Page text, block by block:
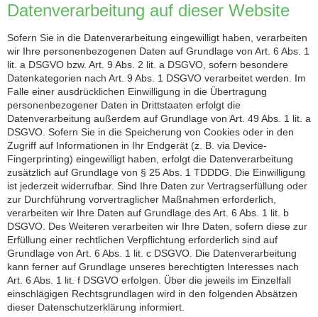
Datenverarbeitung auf dieser Website
Sofern Sie in die Datenverarbeitung eingewilligt haben, verarbeiten
wir Ihre personenbezogenen Daten auf Grundlage von Art. 6 Abs. 1
lit. a DSGVO bzw. Art. 9 Abs. 2 lit. a DSGVO, sofern besondere
Datenkategorien nach Art. 9 Abs. 1 DSGVO verarbeitet werden. Im
Falle einer ausdrücklichen Einwilligung in die Übertragung
personenbezogener Daten in Drittstaaten erfolgt die
Datenverarbeitung außerdem auf Grundlage von Art. 49 Abs. 1 lit. a
DSGVO. Sofern Sie in die Speicherung von Cookies oder in den
Zugriff auf Informationen in Ihr Endgerät (z. B. via Device-
Fingerprinting) eingewilligt haben, erfolgt die Datenverarbeitung
zusätzlich auf Grundlage von § 25 Abs. 1 TDDDG. Die Einwilligung
ist jederzeit widerrufbar. Sind Ihre Daten zur Vertragserfüllung oder
zur Durchführung vorvertraglicher Maßnahmen erforderlich,
verarbeiten wir Ihre Daten auf Grundlage des Art. 6 Abs. 1 lit. b
DSGVO. Des Weiteren verarbeiten wir Ihre Daten, sofern diese zur
Erfüllung einer rechtlichen Verpflichtung erforderlich sind auf
Grundlage von Art. 6 Abs. 1 lit. c DSGVO. Die Datenverarbeitung
kann ferner auf Grundlage unseres berechtigten Interesses nach
Art. 6 Abs. 1 lit. f DSGVO erfolgen. Über die jeweils im Einzelfall
einschlägigen Rechtsgrundlagen wird in den folgenden Absätzen
dieser Datenschutzerklärung informiert.